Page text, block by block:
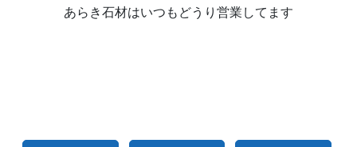
あらき石材はいつもどうり営業してます